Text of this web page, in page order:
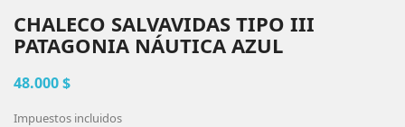
CHALECO SALVAVIDAS TIPO III
PATAGONIA NÁUTICA AZUL
48.000 $
Impuestos incluidos